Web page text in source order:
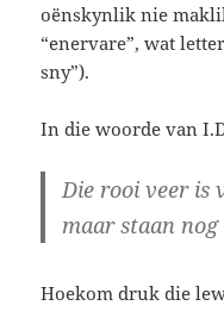
oënskynlik nie
“enervare”, wat
sny”).
In die woorde van
Die rooi veer is
maar staan nog
Hoekom druk die